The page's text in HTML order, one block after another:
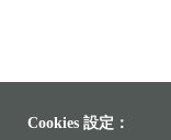
Cookies 設定：